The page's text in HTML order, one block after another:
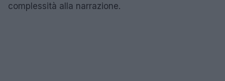
complessità alla narrazione.